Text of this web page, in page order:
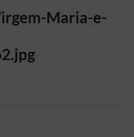
Maria-e-